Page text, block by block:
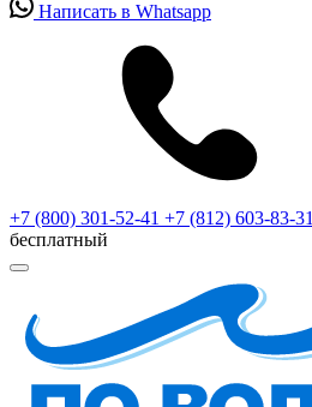
Написать в Whatsapp
+7 (800) 301-52-41 +7 (812) 603-83-31
бесплатный